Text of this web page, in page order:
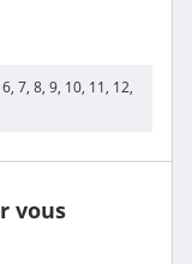
7, 8, 9, 10, 11, 12,
vous